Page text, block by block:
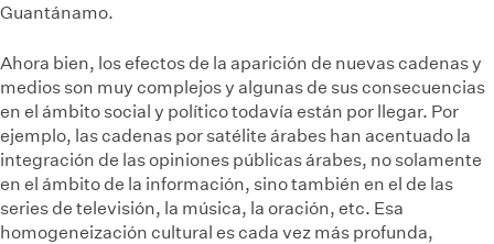
Guantánamo.
Ahora bien, los efectos de la aparición de nuevas cadenas y
medios son muy complejos y algunas de sus consecuencias
en el ámbito social y político todavía están por llegar. Por
ejemplo, las cadenas por satélite árabes han acentuado la
integración de las opiniones públicas árabes, no solamente
en el ámbito de la información, sino también en el de las
series de televisión, la música, la oración, etc. Esa
homogeneización cultural es cada vez más profunda,